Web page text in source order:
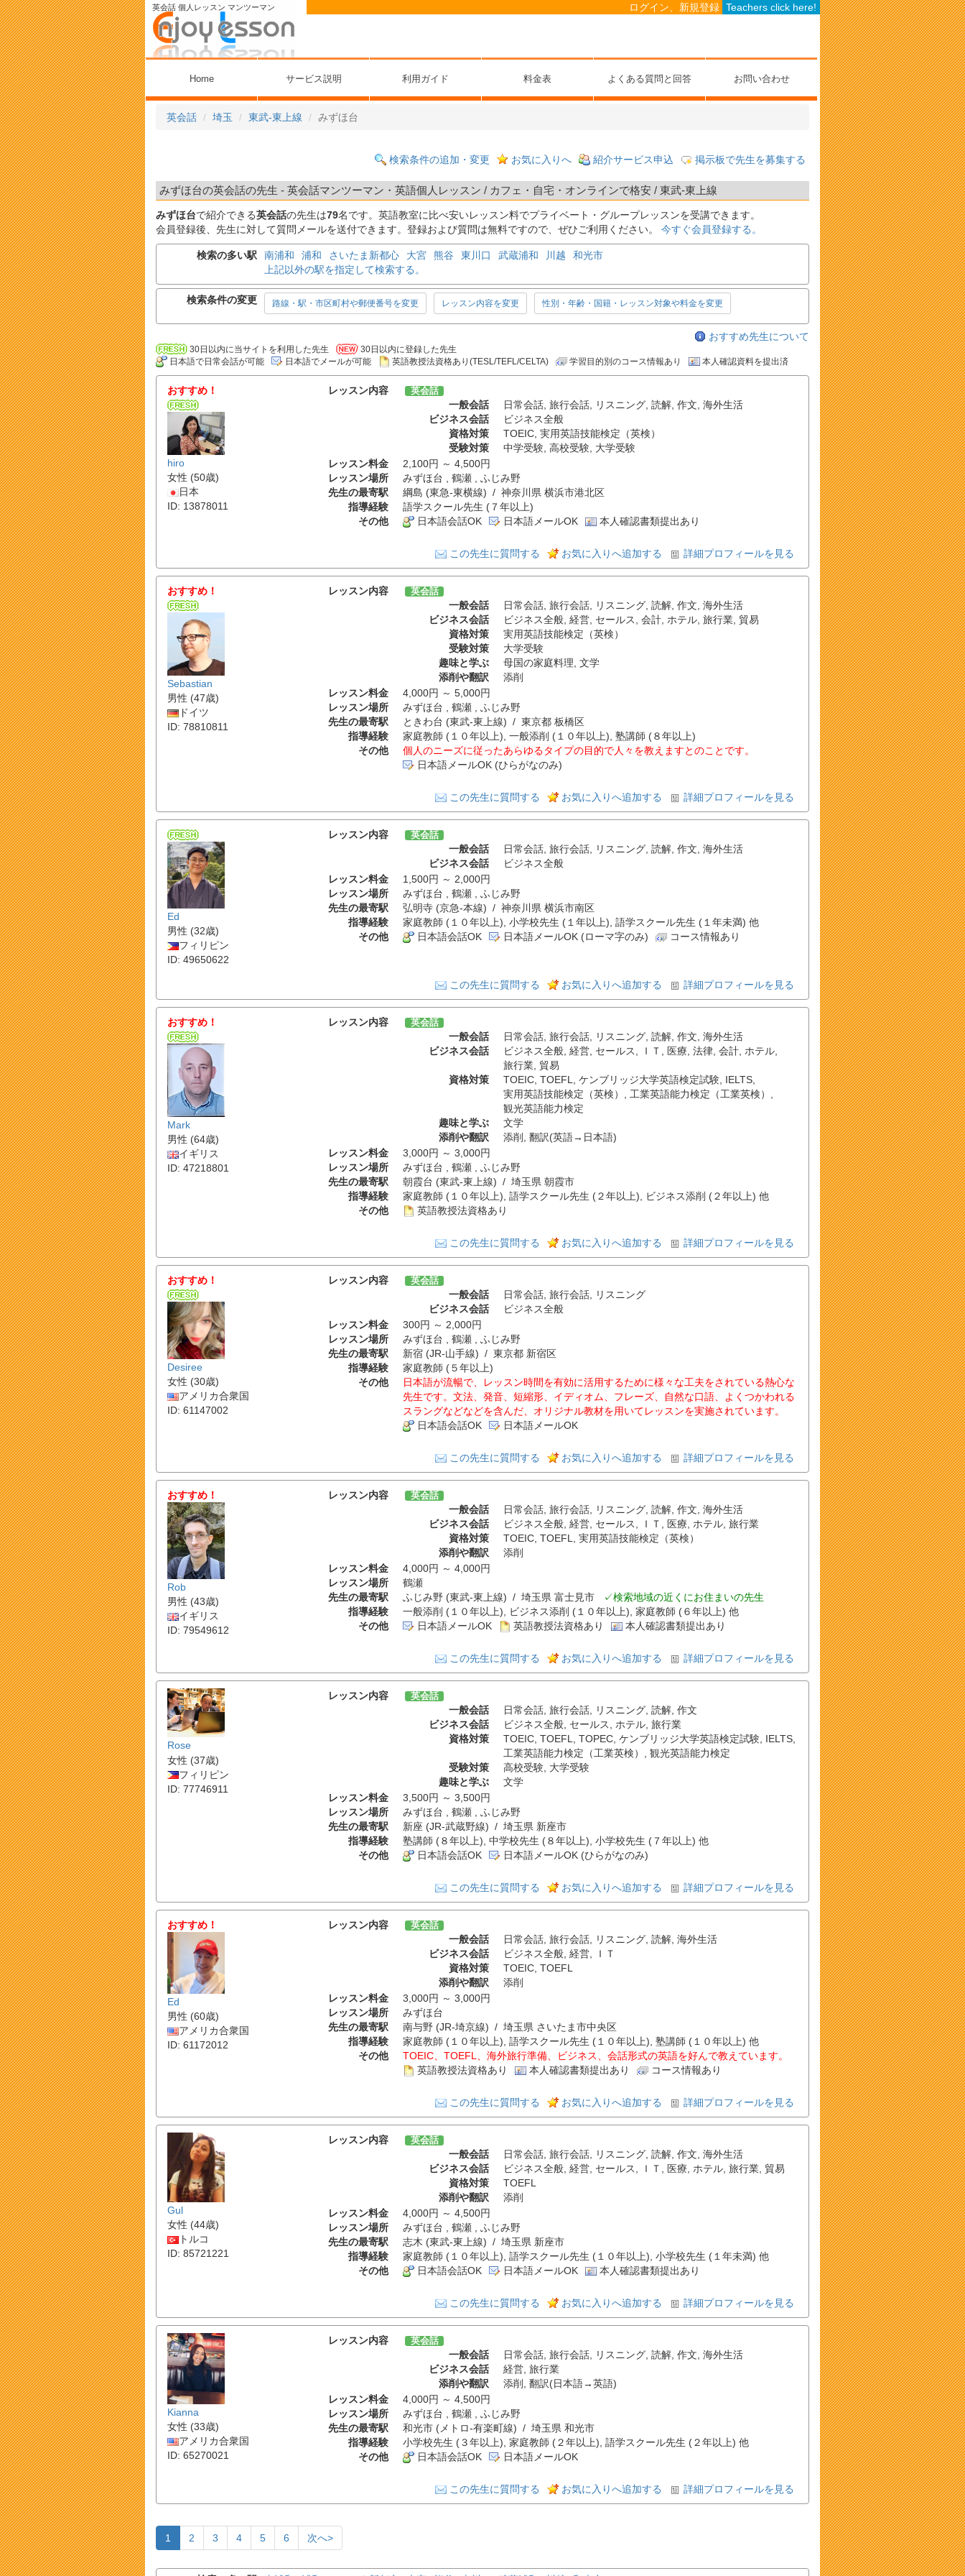
英会話 個人レッスン マンツーマン ログイン、新規登録 Teachers click here!
Home サービス説明 利用ガイド 料金表 よくある質問と回答 お問い合わせ
英会話 埼玉 東武-東上線 みずほ台
検索条件の追加・変更 お気に入りへ 紹介サービス申込 掲示板で先生を募集する
みずほ台の英会話の先生 - 英会話マンツーマン・英語個人レッスン / カフェ・自宅・オンラインで格安 / 東武-東上線
みずほ台で紹介できる英会話の先生は79名です。英語教室に比べ安いレッスン料でプライベート・グループレッスンを受講できます。
会員登録後、先生に対して質問メールを送付できます。登録および質問は無料ですので、ぜひご利用ください。 今すぐ会員登録する。
検索の多い駅 南浦和 浦和 さいたま新都心 大宮 熊谷 東川口 武蔵浦和 川越
和光市
上記以外の駅を指定して検索する。
検索条件の変更 路線・駅・市区町村や郵便番号を変更 レッスン内容を変更 性別・年齢・国籍・レッスン対象や料金を変更
おすすめ先生について
30日以内に当サイトを利用した先生
30日以内に登録した先生
日本語で日常会話が可能
日本語でメールが可能 英語教授法資格あり(TESL/TEFL/CELTA) 学習目的別のコース情報あり 本人確認資料を提出済
おすすめ！
hiro
女性 (50歳)
日本
ID: 13878011
レッスン内容 英会話
一般会話 日常会話, 旅行会話, リスニング, 読解, 作文 海外生活
ビジネス会話
ビジネス全般
資格対策
TOEIC, 実用英語技能検定（英検）
受験対策
中学受験, 高校受験, 大学受験
レッスン料金
2,100円 ～ 4,500円
レッスン場所
みずほ台 , 鶴瀬 , ふじみ野
先生の最寄駅
綱島 (東急-東横線) / 神奈川県 横浜市港北区
指導経験
語学スクール先生 (７年以上)
その他
日本語会話OK 日本語メールOK 本人確認書類提出あり
この先生に質問する お気に入りへ追加する 詳細プロフィールを見る
おすすめ！
Sebastian
男性 (47歳)
ドイツ
ID: 78810811
レッスン内容 英会話
一般会話 日常会話, 旅行会話, リスニング, 読解, 作文 海外生活
ビジネス会話
ビジネス全般, 経営, セールス 会計, ホテル, 旅行業, 貿易
資格対策
実用英語技能検定（英検）
受験対策
大学受験
趣味と学ぶ
母国の家庭料理 文学
添削や翻訳
添削
レッスン料金
4,000円 ～ 5,000円
レッスン場所
みずほ台 , 鶴瀬 , ふじみ野
先生の最寄駅
ときわ台 (東武-東上線) / 東京都 板橋区
指導経験
家庭教師 (１０年以上), 一般添削 (１０年以上), 塾講師 (８年以上)
その他
個人のニーズに従ったあらゆるタイプの目的で人々を教えますとのことです。
日本語メールOK (ひらがなのみ)
この先生に質問する お気に入りへ追加する 詳細プロフィールを見る
Ed
男性 (32歳)
フィリピン
ID: 49650622
レッスン内容 英会話
一般会話 日常会話, 旅行会話, リスニング, 読解, 作文 海外生活
ビジネス会話
ビジネス全般
レッスン料金
1,500円 ～ 2,000円
レッスン場所
みずほ台 , 鶴瀬 , ふじみ野
先生の最寄駅
弘明寺 (京急-本線) / 神奈川県 横浜市南区
指導経験
家庭教師 (１０年以上), 小学校先生 (１年以上), 語学スクール先生 (１年未満) 他
その他
日本語会話OK 日本語メールOK (ローマ字のみ) コース情報あり
この先生に質問する お気に入りへ追加する 詳細プロフィールを見る
おすすめ！
Mark
男性 (64歳)
イギリス
ID: 47218801
レッスン内容 英会話
一般会話 日常会話, 旅行会話, リスニング, 読解, 作文 海外生活
ビジネス会話
ビジネス全般, 経営, セールス ＩＴ 医療 法律, 会計, ホテル,
旅行業, 貿易
資格対策
TOEIC, TOEFL ケンブリッジ大学英語検定試験, IELTS,
実用英語技能検定（英検）
工業英語能力検定（工業英検）
観光英語能力検定
趣味と学ぶ
文学
添削や翻訳
添削
翻訳(英語→日本語)
レッスン料金
3,000円 ～ 3,000円
レッスン場所
みずほ台 , 鶴瀬 , ふじみ野
先生の最寄駅
朝霞台 (東武-東上線) / 埼玉県 朝霞市
指導経験
家庭教師 (１０年以上), 語学スクール先生 (２年以上), ビジネス添削 (２年以上) 他
その他
英語教授法資格あり
この先生に質問する お気に入りへ追加する 詳細プロフィールを見る
おすすめ！
Desiree
女性 (30歳)
アメリカ合衆国
ID: 61147002
レッスン内容 英会話
一般会話 日常会話, 旅行会話,
リスニング
ビジネス会話
ビジネス全般
レッスン料金
300円 ～ 2,000円
レッスン場所
みずほ台 , 鶴瀬 , ふじみ野
先生の最寄駅
新宿 (JR-山手線) / 東京都 新宿区
指導経験
家庭教師 (５年以上)
その他
日本語が流暢で、レッスン時間を有効に活用するために様々な工夫をされている熱心な
先生です。文法、発音、短縮形、イディオム、フレーズ、自然な口語、よくつかわれる
スラングなどなどを含んだ、オリジナル教材を用いてレッスンを実施されています。
日本語会話OK
日本語メールOK
この先生に質問する お気に入りへ追加する 詳細プロフィールを見る
おすすめ！
Rob
男性 (43歳)
イギリス
ID: 79549612
レッスン内容 英会話
一般会話 日常会話, 旅行会話, リスニング, 読解, 作文 海外生活
ビジネス会話
ビジネス全般, 経営, セールス ＩＴ 医療 ホテル, 旅行業
資格対策
TOEIC, TOEFL
実用英語技能検定（英検）
添削や翻訳
添削
レッスン料金
4,000円 ～ 4,000円
レッスン場所
鶴瀬
先生の最寄駅
ふじみ野 (東武-東上線) / 埼玉県 富士見市
✓検索地域の近くにお住まいの先生
指導経験
一般添削 (１０年以上), ビジネス添削 (１０年以上), 家庭教師 (６年以上) 他
その他
日本語メールOK 英語教授法資格あり 本人確認書類提出あり
この先生に質問する お気に入りへ追加する 詳細プロフィールを見る
Rose
女性 (37歳)
フィリピン
ID: 77746911
レッスン内容 英会話
一般会話 日常会話, 旅行会話, リスニング, 読解, 作文
ビジネス会話
ビジネス全般, セールス ホテル, 旅行業
資格対策
TOEIC, TOEFL TOPEC, ケンブリッジ大学英語検定試験, IELTS,
工業英語能力検定（工業英検）
観光英語能力検定
受験対策
高校受験, 大学受験
趣味と学ぶ
文学
レッスン料金
3,500円 ～ 3,500円
レッスン場所
みずほ台 , 鶴瀬 , ふじみ野
先生の最寄駅
新座 (JR-武蔵野線) / 埼玉県 新座市
指導経験
塾講師 (８年以上), 中学校先生 (８年以上), 小学校先生 (７年以上) 他
その他
日本語会話OK 日本語メールOK (ひらがなのみ)
この先生に質問する お気に入りへ追加する 詳細プロフィールを見る
おすすめ！
Ed
男性 (60歳)
アメリカ合衆国
ID: 61172012
レッスン内容 英会話
一般会話 日常会話, 旅行会話, リスニング, 読解, 海外生活
ビジネス会話
ビジネス全般, 経営,
ＩＴ
資格対策
TOEIC, TOEFL
添削や翻訳
添削
レッスン料金
3,000円 ～ 3,000円
レッスン場所
みずほ台
先生の最寄駅
南与野 (JR-埼京線) / 埼玉県 さいたま市中央区
指導経験
家庭教師 (１０年以上), 語学スクール先生 (１０年以上), 塾講師 (１０年以上) 他
その他
TOEIC、TOEFL、海外旅行準備、ビジネス、会話形式の英語を好んで教えています。
英語教授法資格あり
本人確認書類提出あり コース情報あり
この先生に質問する お気に入りへ追加する 詳細プロフィールを見る
Gul
女性 (44歳)
トルコ
ID: 85721221
レッスン内容 英会話
一般会話 日常会話, 旅行会話, リスニング, 読解, 作文 海外生活
ビジネス会話
ビジネス全般, 経営, セールス ＩＴ 医療 ホテル, 旅行業, 貿易
資格対策
TOEFL
添削や翻訳
添削
レッスン料金
4,000円 ～ 4,500円
レッスン場所
みずほ台 , 鶴瀬 , ふじみ野
先生の最寄駅
志木 (東武-東上線) / 埼玉県 新座市
指導経験
家庭教師 (１０年以上), 語学スクール先生 (１０年以上), 小学校先生 (１年未満) 他
その他
日本語会話OK 日本語メールOK 本人確認書類提出あり
この先生に質問する お気に入りへ追加する 詳細プロフィールを見る
Kianna
女性 (33歳)
アメリカ合衆国
ID: 65270021
レッスン内容 英会話
一般会話 日常会話, 旅行会話, リスニング, 読解, 作文 海外生活
ビジネス会話
経営, 旅行業
添削や翻訳
添削
翻訳(日本語→英語)
レッスン料金
4,000円 ～ 4,500円
レッスン場所
みずほ台 , 鶴瀬 , ふじみ野
先生の最寄駅
和光市 (メトロ-有楽町線) / 埼玉県 和光市
指導経験
小学校先生 (３年以上), 家庭教師 (２年以上), 語学スクール先生 (２年以上) 他
その他
日本語会話OK 日本語メールOK
この先生に質問する お気に入りへ追加する 詳細プロフィールを見る
1 2 3 4 5 6 次へ>